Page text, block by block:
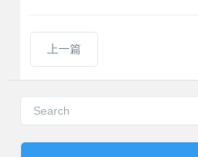
上一篇